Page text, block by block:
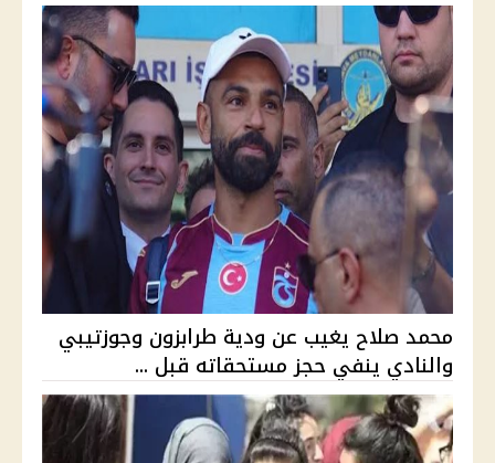
محمد صلاح يغيب عن ودية طرابزون وجوزتيبي
والنادي ينفي حجز مستحقاته قبل ...